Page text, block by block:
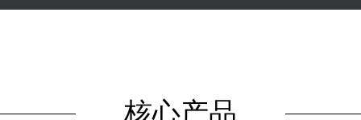
核心产品